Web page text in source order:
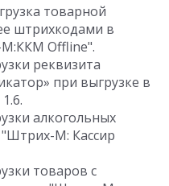
товарной
штрихкодами в
Offline".
реквизита
при выгрузке в
алкогольных
М: Кассир
товаров с